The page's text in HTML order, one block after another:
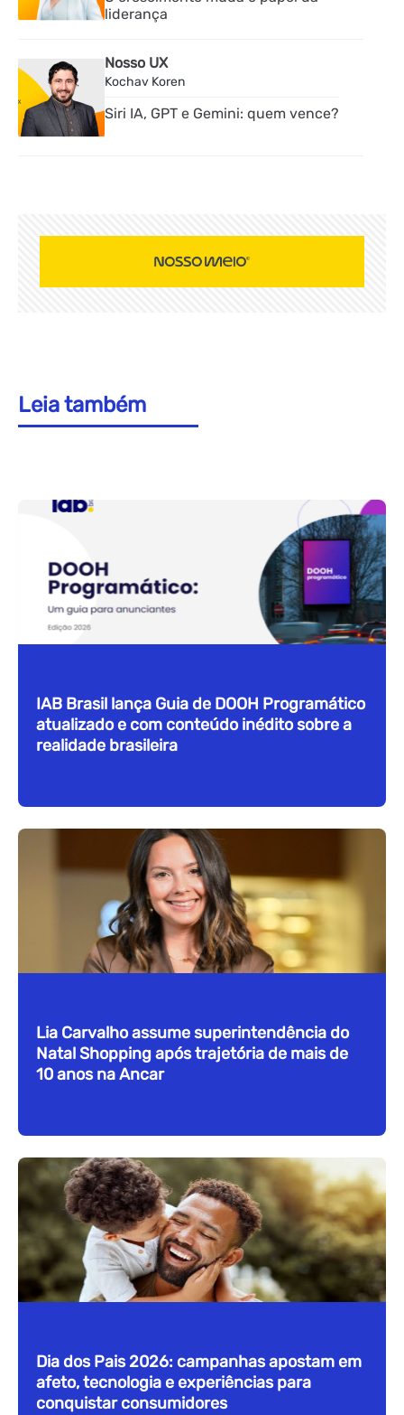
liderança
Nosso UX
Kochav Koren
Siri IA, GPT e Gemini: quem vence?
Leia também
IAB Brasil lança Guia de DOOH Programático
atualizado e com conteúdo inédito sobre a
realidade brasileira
Lia Carvalho assume superintendência do
Natal Shopping após trajetória de mais de
10 anos na Ancar
Dia dos Pais 2026: campanhas apostam em
afeto, tecnologia e experiências para
conquistar consumidores